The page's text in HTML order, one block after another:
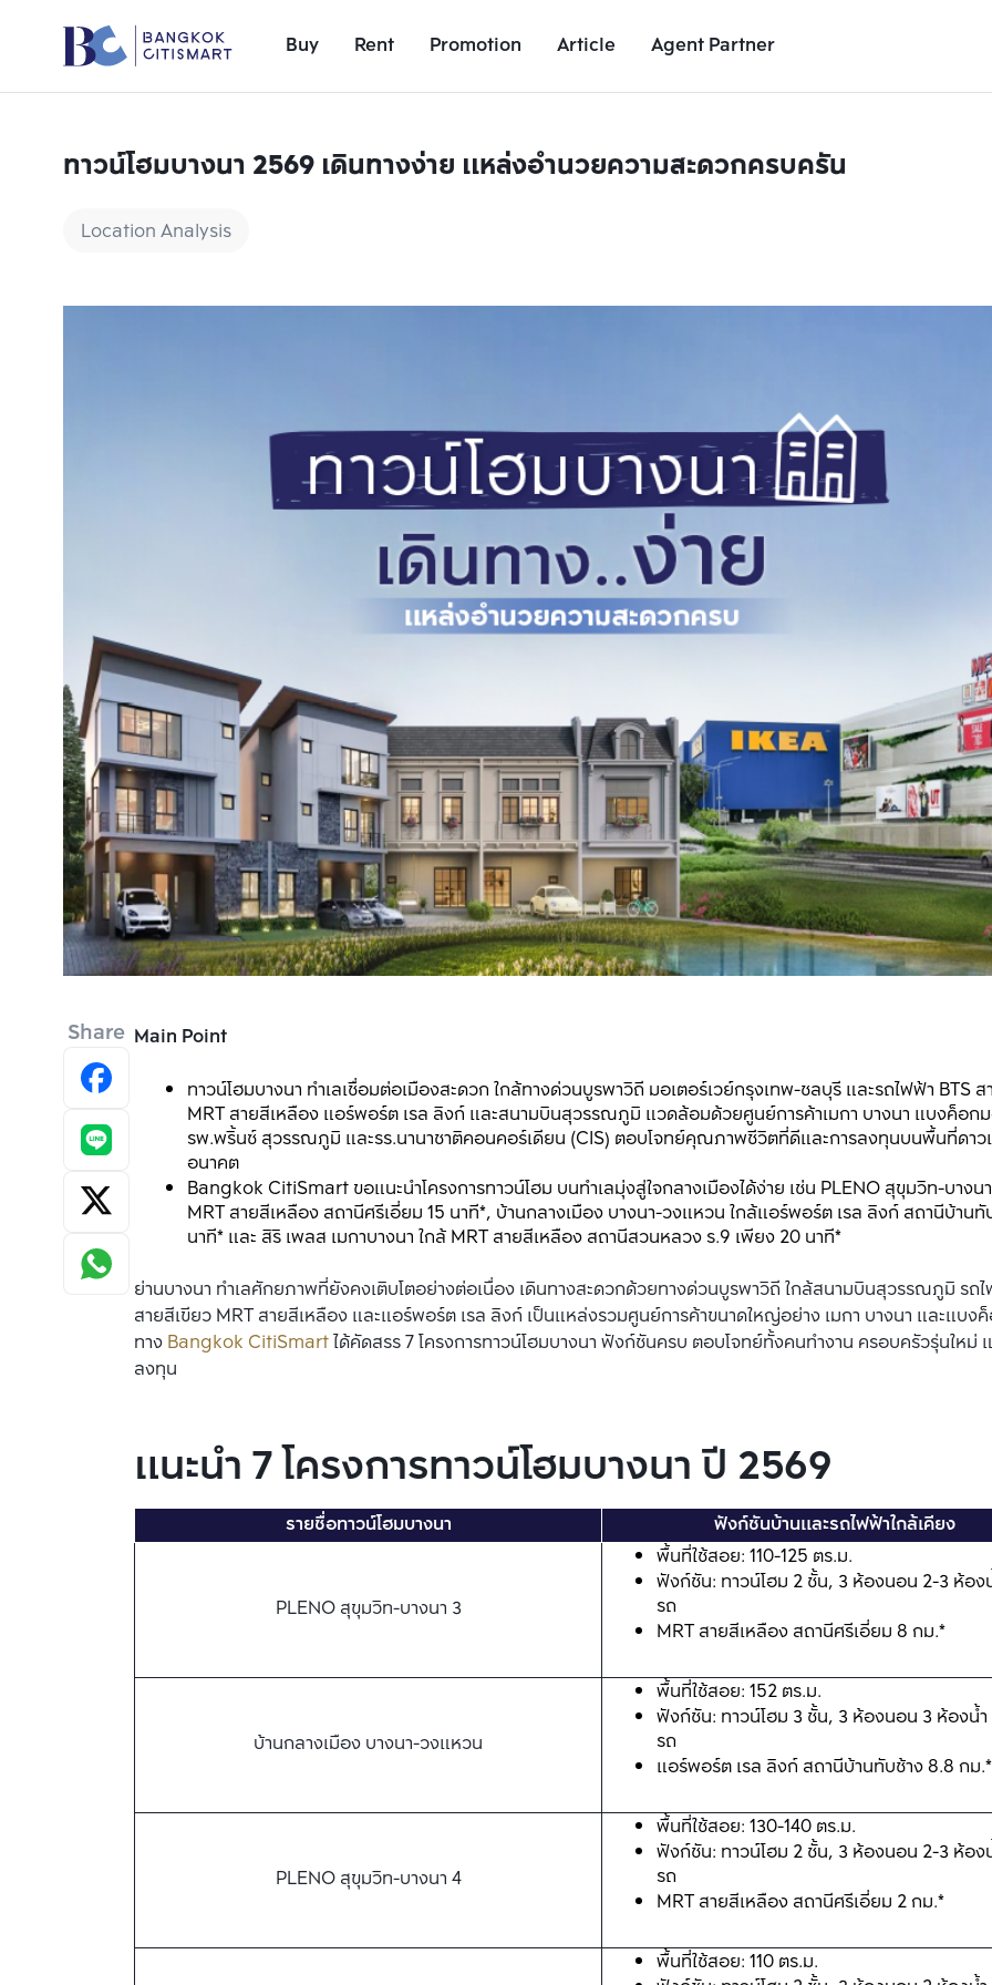
Buy Rent Promotion Article Agent Partner
ทาวน์โฮมบางนา 2569 เดินทางง่าย แหล่งอำนวยความสะดวกครบครัน
Location Analysis
Share Main Point
ทาวน์โฮมบางนา ทำเลเชื่อมต่อเมืองสะดวก ใกล้ทางด่วนบูรพาวิถี มอเตอร์เวย์กรุงเทพ-ชลบุรี และรถไฟฟ้า BTS ส
MRT สายสีเหลือง แอร์พอร์ต เรล ลิงก์ และสนามบินสุวรรณภูมิ แวดล้อมด้วยศูนย์การค้าเมกา บางนา แบงค็อก
รพ.พริ้นซ์ สุวรรณภูมิ และรร.นานาชาติคอนคอร์เดียน (CIS) ตอบโจทย์คุณภาพชีวิตที่ดีและการลงทุนบนพื้นที่ดาว
อนาคต
Bangkok CitiSmart ขอแนะนำโครงการทาวน์โฮม บนทำเลมุ่งสู่ใจกลางเมืองได้ง่าย เช่น PLENO สุขุมวิท-บางน
MRT สายสีเหลือง สถานีศรีเอี่ยม 15 นาที*, บ้านกลางเมือง บางนา-วงแหวน ใกล้แอร์พอร์ต เรล ลิงก์ สถานีบ้านทั
นาที* และ สิริ เพลส เมกาบางนา ใกล้ MRT สายสีเหลือง สถานีสวนหลวง ร.9 เพียง 20 นาที*
ย่านบางนา ทำเลศักยภาพที่ยังคงเติบโตอย่างต่อเนื่อง เดินทางสะดวกด้วยทางด่วนบูรพาวิถี ใกล้สนามบินสุวรรณภูมิ รถ
สายสีเขียว MRT สายสีเหลือง และแอร์พอร์ต เรล ลิงก์ เป็นแหล่งรวมศูนย์การค้าขนาดใหญ่อย่าง เมกา บางนา และแบ
ทาง Bangkok CitiSmart ได้คัดสรร 7 โครงการทาวน์โฮมบางนา ฟังก์ชันครบ ตอบโจทย์ทั้งคนทำงาน ครอบครัวรุ่นใหม่
ลงทุน
แนะนำ 7 โครงการทาวน์โฮมบางนา ปี 2569
รายชื่อทาวน์โฮมบางนา ฟังก์ชันบ้านและรถไฟฟ้าใกล้เคียง
PLENO สุขุมวิท-บางนา 3
พื้นที่ใช้สอย: 110-125 ตร.ม.
ฟังก์ชัน: ทาวน์โฮม 2 ชั้น, 3 ห้องนอน 2-3 ห้อง
รถ
MRT สายสีเหลือง สถานีศรีเอี่ยม 8 กม.*
บ้านกลางเมือง บางนา-วงแหวน
พื้นที่ใช้สอย: 152 ตร.ม.
ฟังก์ชัน: ทาวน์โฮม 3 ชั้น, 3 ห้องนอน 3 ห้องน้
รถ
แอร์พอร์ต เรล ลิงก์ สถานีบ้านทับช้าง 8.8 กม.*
PLENO สุขุมวิท-บางนา 4
พื้นที่ใช้สอย: 130-140 ตร.ม.
ฟังก์ชัน: ทาวน์โฮม 2 ชั้น, 3 ห้องนอน 2-3 ห้อง
รถ
MRT สายสีเหลือง สถานีศรีเอี่ยม 2 กม.*
พื้นที่ใช้สอย: 110 ตร.ม.